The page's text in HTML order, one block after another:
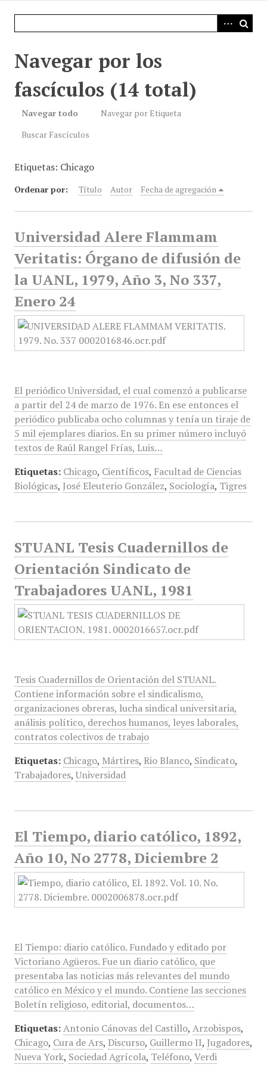
Navegar por los
fascículos (14 total)
Navegar todo
Navegar por Etiqueta
Buscar Fascículos
Etiquetas: Chicago
Ordenar por: Título Autor Fecha de agregación
Universidad Alere Flammam
Veritatis: Órgano de difusión de
la UANL, 1979, Año 3, No 337,
Enero 24
El periódico Universidad, el cual comenzó a publicarse
a partir del 24 de marzo de 1976. En ese entonces el
periódico publicaba ocho columnas y tenía un tiraje de
5 mil ejemplares diarios. En su primer número incluyó
textos de Raúl Rangel Frías, Luis…
Etiquetas: Chicago, Científicos, Facultad de Ciencias
Biológicas, José Eleuterio González, Sociología, Tigres
STUANL Tesis Cuadernillos de
Orientación Sindicato de
Trabajadores UANL, 1981
Tesis Cuadernillos de Orientación del STUANL.
Contiene información sobre el sindicalismo,
organizaciones obreras, lucha sindical universitaria,
análisis político, derechos humanos, leyes laborales,
contratos colectivos de trabajo
Etiquetas: Chicago, Mártires, Rio Blanco, Sindicato,
Trabajadores, Universidad
El Tiempo, diario católico, 1892,
Año 10, No 2778, Diciembre 2
El Tiempo: diario católico. Fundado y editado por
Victoriano Agüeros. Fue un diario católico, que
presentaba las noticias más relevantes del mundo
católico en México y el mundo. Contiene las secciones
Boletín religioso, editorial, documentos…
Etiquetas: Antonio Cánovas del Castillo, Arzobispos,
Chicago, Cura de Ars, Discurso, Guillermo II, Jugadores,
Nueva York, Sociedad Agrícola, Teléfono, Verdi